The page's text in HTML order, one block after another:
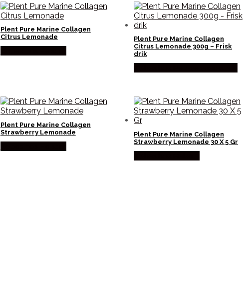
Plent Pure Marine Collagen
Citrus Lemonade
Plent Pure Marine Collagen
Citrus Lemonade 300g – Frisk
drik
Plent Pure Marine Collagen
Strawberry Lemonade
Plent Pure Marine Collagen
Strawberry Lemonade 30 X 5 Gr